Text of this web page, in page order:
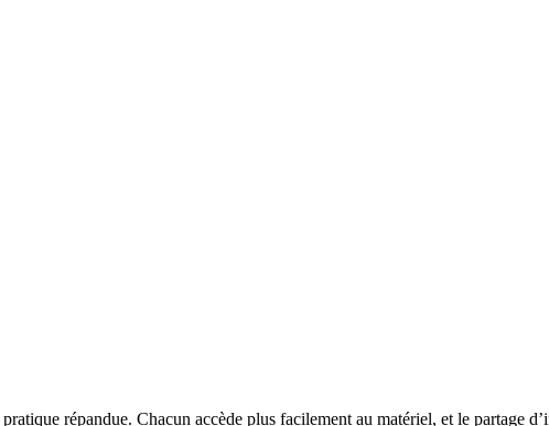
répandue. Chacun accède plus facilement au matériel, et le partage